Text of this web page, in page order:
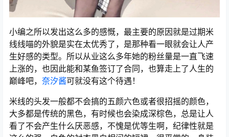
小编之所以发出这么多的感慨，最主要的原因就是过期米
线线喵的外貌是实在太优秀了，是那种看一眼就会让人产
生好感的类型。所以从业这么多年她的粉丝量是一直飞速
上涨的，也因此能和某鱼签订了合同，也算走上了人生的
巅峰吧， 奈汐酱可就没有这个待遇！
米线的头发一般都不会搞的五颜六色或者很招摇的颜色，
大多都是传统的黑色，有时候也会染成深棕色，总是让人
看了不会产生什么厌恶感，不愧是优等生啊，纪律性就是